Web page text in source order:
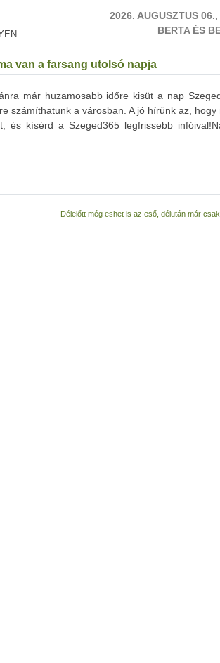
2026. AUGUSZTUS
BERTA ÉS
van a farsang utolsó napja
már huzamosabb időre kisüt a nap
számíthatunk a városban. A jó hírünk az,
és kísérd a Szeged365 legfrissebb
Délelőtt még eshet is az eső, délután már